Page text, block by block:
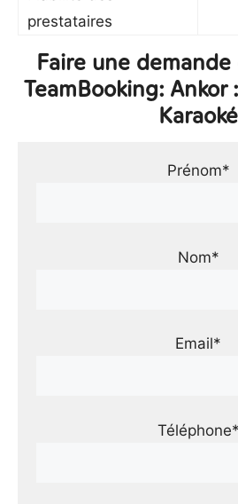
prestataires
Faire une
TeamBooking:
Karaoké
Prénom*
Nom*
Email*
Téléphone*